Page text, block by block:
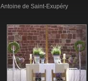
Antoine de Saint-Exupéry